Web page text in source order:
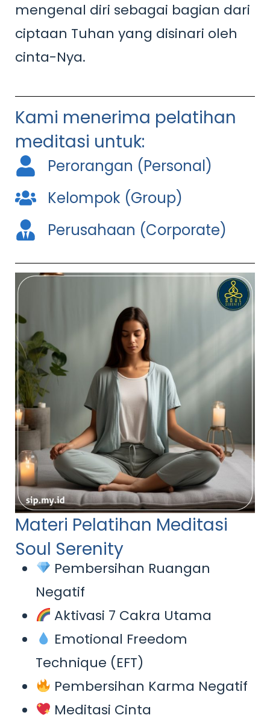
mengenal diri sebagai bagian dari
ciptaan Tuhan yang disinari oleh
cinta-Nya.
Kami menerima pelatihan
meditasi untuk:
Perorangan (Personal)
Kelompok (Group)
Perusahaan (Corporate)
Materi Pelatihan Meditasi
Soul Serenity
Pembersihan Ruangan
Negatif
Aktivasi 7 Cakra Utama
Emotional Freedom
Technique (EFT)
Pembersihan Karma Negatif
Meditasi Cinta